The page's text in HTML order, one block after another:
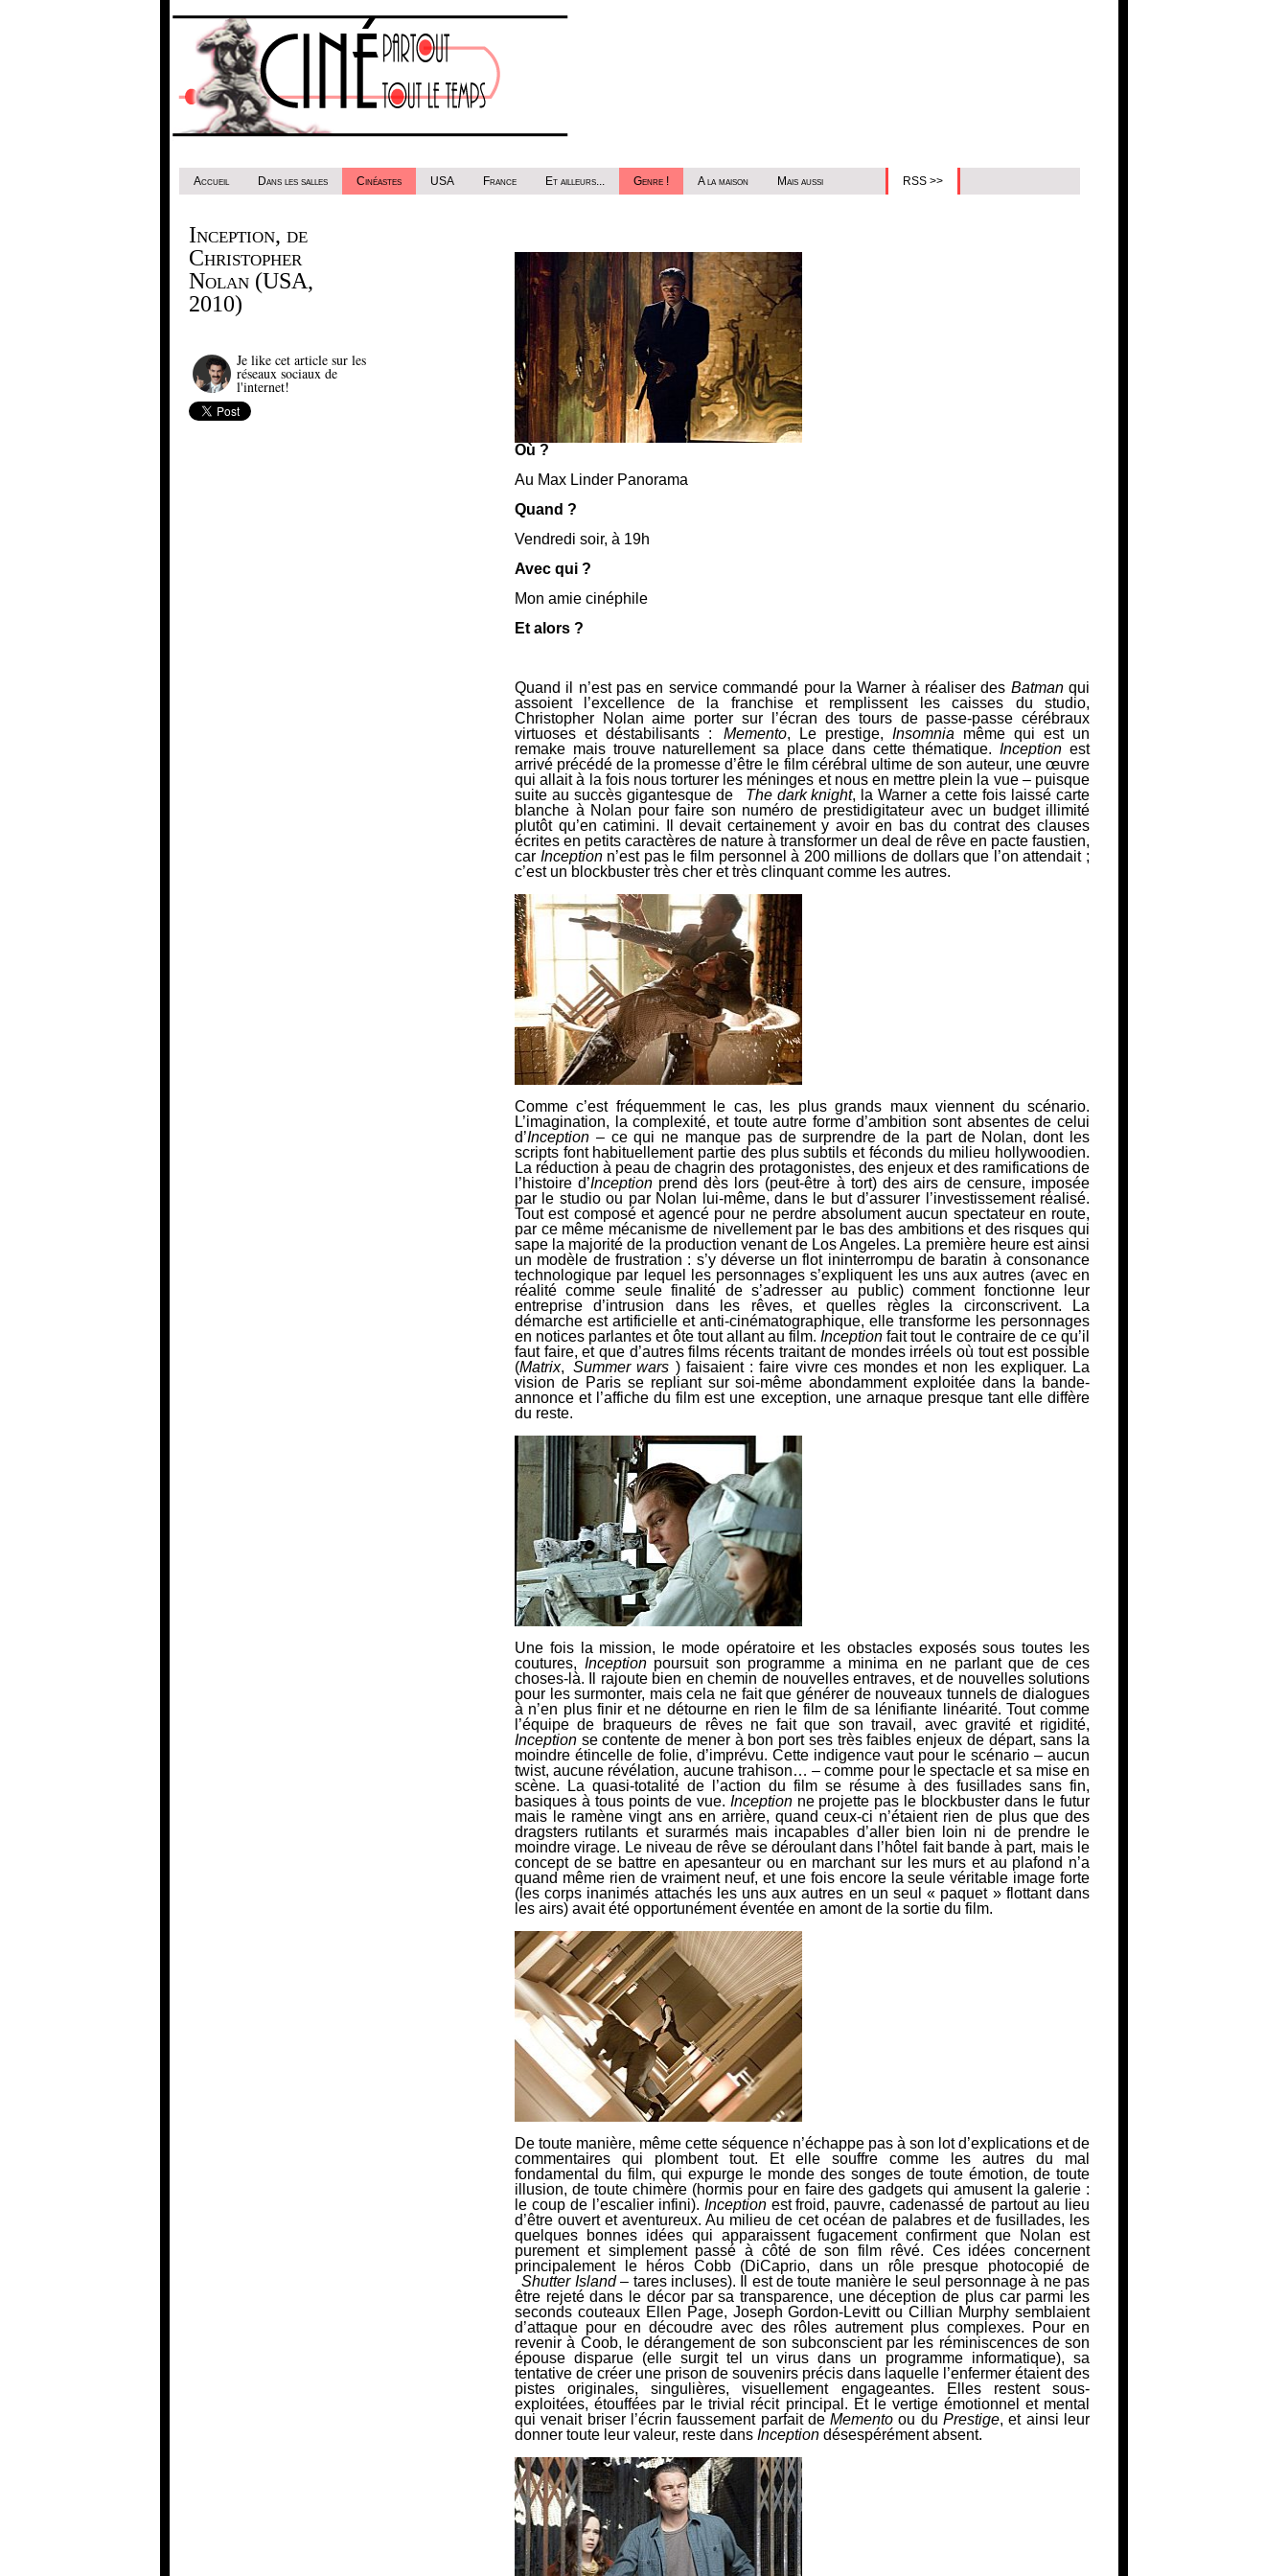
Accueil Dans les salles Cinéastes USA France Et ailleurs... Genre ! A la maison Mais aussi RSS >>
Inception, de
Christopher
Nolan (USA,
2010)
Je like cet article sur les
réseaux sociaux de
l'internet!
Où ?
Au Max Linder Panorama
Quand ?
Vendredi soir, à 19h
Avec qui ?
Mon amie cinéphile
Et alors ?
Quand il n’est pas en service commandé pour la Warner à réaliser des Batmanqui
assoient l’excellence de la franchise et remplissent les caisses du studio,
Christopher Nolan aime porter sur l’écran des tours de passe-passe cérébraux
virtuoses et déstabilisants :
Memento, Le prestige, Insomnia même qui est un
remake mais trouve naturellement sa place dans cette thématique.Inception est
arrivé précédé de la promesse d’être le film cérébral ultime de son auteur, une œuvre
qui allait à la fois nous torturer les méninges et nous en mettre plein la vue – puisque
suite au succès gigantesque de
The dark knight, la Warner a cette fois laissé carte
blanche à Nolan pour faire son numéro de prestidigitateur avec un budgetillimité
plutôt qu’en catimini. Il devait certainement y avoir en bas du contrat des clauses
écrites en petits caractères de nature à transformer un deal de rêve en pacte faustien,
car Inceptionn’est pas le film personnel à 200 millions de dollars que l’on attendait ;
c’est un blockbuster très cher et très clinquant comme les autres.
Comme c’est fréquemment le cas, les plus grands maux viennent du scénario.
L’imagination, la complexité, et toute autre forme d’ambition sont absentes de celui
d’Inception – ce qui ne manque pas de surprendre de la part de Nolan, dont les
scripts font habituellement partie des plus subtils et féconds du milieu hollywoodien.
La réduction à peau de chagrin des protagonistes, des enjeux et des ramifications de
l’histoire d’Inception prend dès lors (peut-être à tort) des airs de censure, imposée
par le studio ou par Nolan lui-même, dans le but d’assurer l’investissement réalisé.
Tout est composé et agencé pour ne perdre absolument aucun spectateur en route,
par ce même mécanisme de nivellement par le bas des ambitions et des risques qui
sape la majorité de la production venant de Los Angeles. La première heure est ainsi
un modèle de frustration : s’y déverse un flotininterrompu de baratin à consonance
technologique par lequel les personnages s’expliquent les uns aux autres (avec en
réalité comme seule finalité de s’adresser au public) comment fonctionneleur
entreprise d’intrusion dans les rêves, et quelles règles la circonscrivent. La
démarche est artificielle et anti-cinématographique, elle transforme les personnages
en notices parlantes etôte tout allant au film.Inception fait tout le contraire de ce qu’il
faut faire, et que d’autres films récents traitant de mondes irréels où tout est possible
(Matrix, Summer wars ) faisaient : faire vivre cesmondes et non les expliquer. La
vision de Paris se repliant sur soi-même abondamment exploitée dans la bande-
annonce et l’affiche du film est une exception, une arnaque presque tant elle diffère
du reste.
Une fois la mission, le mode opératoire et les obstacles exposés sous toutes les
coutures, Inceptionpoursuit son programme a minima en ne parlant que de ces
choses-là. Il rajoute bien en chemin de nouvelles entraves, et de nouvelles solutions
pour les surmonter, mais cela ne fait que générer de nouveaux tunnels de dialogues
à n’en plus finir et ne détourne en rien le film de sa lénifiante linéarité. Tout comme
l’équipe de braqueurs de rêves ne fait que son travail, avec gravité et rigidité,
Inception se contente de mener à bon port ses très faibles enjeux de départ, sans la
moindre étincelle de folie, d’imprévu. Cette indigence vaut pour le scénario – aucun
twist, aucune révélation, aucune trahison… – comme pour le spectacle et sa mise en
scène. La quasi-totalité de l’action du film se résume à des fusillades sans fin,
basiques à tous points de vue. Inceptionneprojette pas le blockbuster dans le futur
mais le ramène vingt ans en arrière, quand ceux-ci n’étaient rien de plus que des
dragsters rutilants et surarmés mais incapables d’aller bien loin ni de prendre le
moindre virage. Le niveau de rêve se déroulant dans l’hôtel fait bande à part, mais le
concept de se battre en apesanteur ou en marchant sur les murs et au plafond n’a
quand même rien de vraiment neuf, et une fois encore la seule véritable image forte
(les corps inanimés attachés les uns aux autres en un seul « paquet » flottant dans
les airs) avait été opportunément éventée en amont de la sortie du film.
De toute manière, même cette séquence n’échappe pas à son lot d’explications et de
commentaires qui plombent tout. Et elle souffre comme les autres du mal
fondamental du film, qui expurge le monde des songes de toute émotion, de toute
illusion, de toute chimère (hormis pour en faire des gadgets qui amusent la galerie :
le coup de l’escalier infini). Inceptionest froid, pauvre, cadenassé de partout au lieu
d’être ouvert et aventureux. Au milieu de cet océan de palabres et de fusillades, les
quelques bonnes idées qui apparaissent fugacement confirment que Nolan est
purement et simplement passé à côté de son film rêvé. Ces idées concernent
principalement le héros Cobb (DiCaprio, dans un rôle presque photocopiéde
ShutterIsland– tares incluses). Il est de toute manière le seul personnage à ne pas
être rejeté dans le décor par sa transparence, une déception de plus car parmi les
seconds couteaux Ellen Page, Joseph Gordon-Levitt ou Cillian Murphy semblaient
d’attaque pour en découdre avec des rôles autrement plus complexes. Pour en
revenir à Coob, le dérangement de son subconscient par les réminiscences de son
épouse disparue (elle surgit tel un virus dans un programme informatique), sa
tentative de créer une prison de souvenirs précis dans laquelle l’enfermer étaient des
pistes originales, singulières, visuellement engageantes. Elles restent sous-
exploitées, étouffées par le trivial récit principal. Et le vertige émotionnel et mental
qui venait briserl’écrin faussement parfait deMemento ou duPrestige, et ainsi leur
donner toute leur valeur, reste dans Inception désespérément absent.